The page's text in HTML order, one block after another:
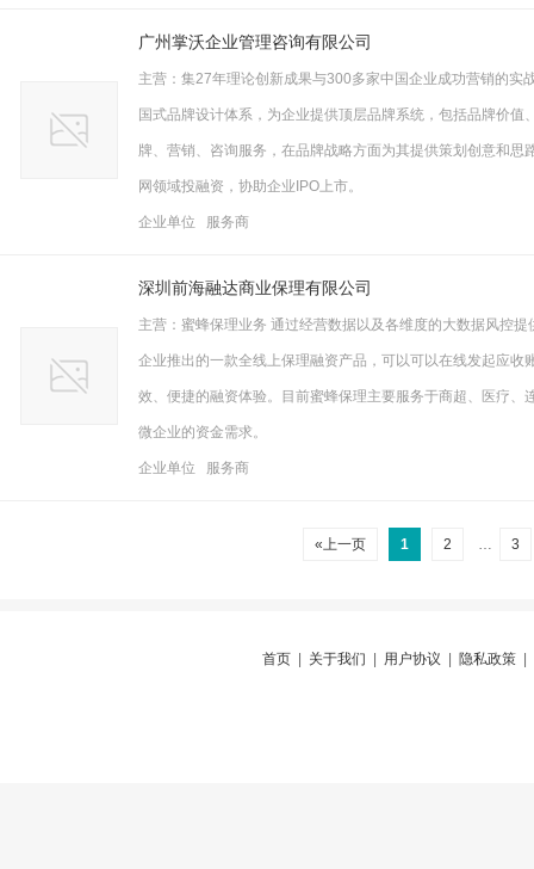
广州掌沃企业管理咨询有限公司
主营：集27年理论创新成果与300多家中国企业成功营销的
国式品牌设计体系，为企业提供顶层品牌系统，包括品牌价
牌、营销、咨询服务，在品牌战略方面为其提供策划创意和
网领域投融资，协助企业IPO上市。
企业单位 服务商
深圳前海融达商业保理有限公司
主营：蜜蜂保理业务 通过经营数据以及各维度的大数据风控
企业推出的一款全线上保理融资产品，可以可以在线发起应
效、便捷的融资体验。目前蜜蜂保理主要服务于商超、医疗
微企业的资金需求。
企业单位 服务商
«上一页 1 2 … 3
首页 关于我们 用户协议 隐私政策